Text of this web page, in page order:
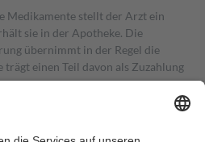
Medikamente stellt der Arzt ein
sie in der Apotheke. Die
übernimmt in der Regel die
einen Teil davon als Zuzahlung
Zuzahlungen in Höhe von zehn
jedoch nie mehr als die tatsächlichen